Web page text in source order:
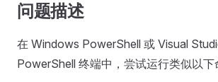
问题描述
在 Windows PowerShell 或 Visual
PowerShell 终端中，尝试运行类似以下